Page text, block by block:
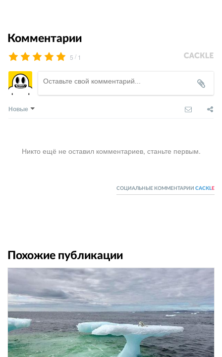
Комментарии
5 / 1
Новые
Никто ещё не оставил комментариев, станьте первым.
СОЦИАЛЬНЫЕ КОММЕНТАРИИ CACKL E
Похожие публикации